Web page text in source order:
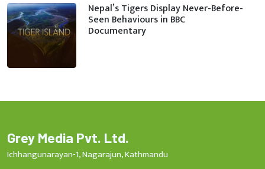
Nepal’s Tigers Display Never-Before-
Seen Behaviours in BBC
Documentary
Grey Media Pvt. Ltd.
Ichhangunarayan-1, Nagarajun, Kathmandu